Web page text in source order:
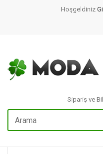
Hoşgeldiniz
Sipariş ve